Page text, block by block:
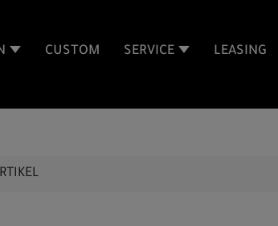
CUSTOM SERVICE LEASING